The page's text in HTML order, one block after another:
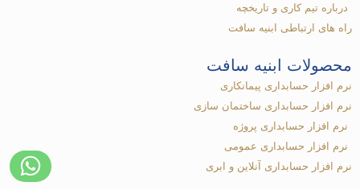
درباره تیم کاری و تاریخچه
راه های ارتباطی ابنیه سافت
محصولات ابنیه سافت
نرم افزار حسابداری پیمانکاری
نرم افزار حسابداری ساختمان سازی
نرم افزار حسابداری پروژه
نرم افزار حسابداری عمومی
نرم افزار حسابداری آنلاین و ابری